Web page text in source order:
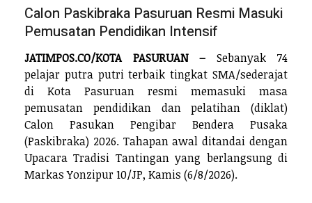
Calon Paskibraka Pasuruan Resmi Masuki
Pemusatan Pendidikan Intensif
JATIMPOS.CO/KOTA PASURUAN – Sebanyak 74
pelajar putra putri terbaik tingkat SMA/sederajat
di Kota Pasuruan resmi memasuki masa
pemusatan pendidikan dan pelatihan (diklat)
Calon Pasukan Pengibar Bendera Pusaka
(Paskibraka) 2026. Tahapan awal ditandai dengan
Upacara Tradisi Tantingan yang berlangsung di
Markas Yonzipur 10/JP, Kamis (6/8/2026).